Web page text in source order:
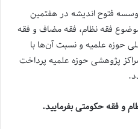
فتوح اندیشه در هفتمین
فقه نظام، فقه مضاف و فقه
حوزه علمیه و نسبت آن‌ها با
پژوهشی حوزه علمیه پرداخت